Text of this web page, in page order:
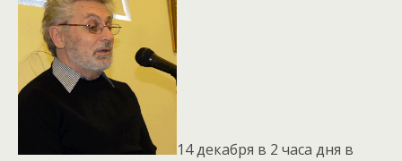
14 декабря в 2 часа дня в